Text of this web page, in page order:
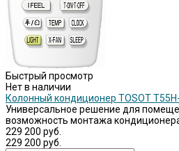
Быстрый просмотр
Нет в наличии
Колонный кондиционер TOSOT
Универсальное решение для
возможность монтажа
229 200 руб.
229 200 руб.